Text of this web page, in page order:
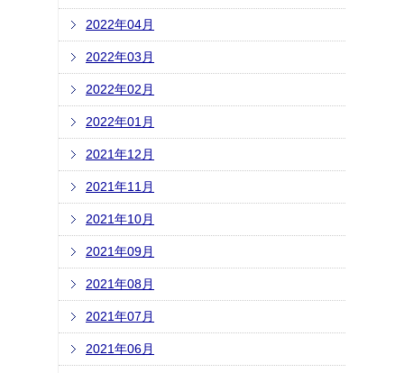
2022年04月
2022年03月
2022年02月
2022年01月
2021年12月
2021年11月
2021年10月
2021年09月
2021年08月
2021年07月
2021年06月